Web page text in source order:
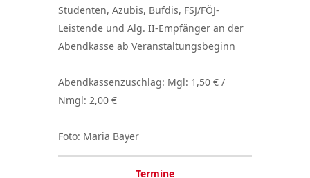
Studenten, Azubis, Bufdis, FSJ/FÖJ-
Leistende und Alg. II-Empfänger an der
Abendkasse ab Veranstaltungsbeginn
Abendkassenzuschlag: Mgl: 1,50 € /
Nmgl: 2,00 €
Foto: Maria Bayer
Termine